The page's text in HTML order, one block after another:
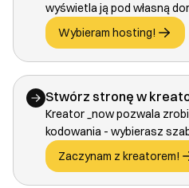
wyświetla ją pod własną
Wybieram hosting!
Stwórz stronę w
Kreator _now pozwala
kodowania - wybierasz
Zaczynam z kreatorem!